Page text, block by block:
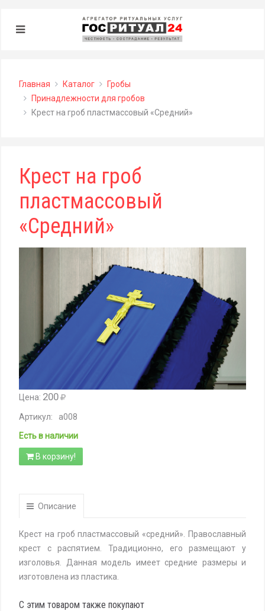
Главная Каталог
Гробы
Принадлежности для гробов
Крест на гроб пластмассовый «Средний»
Крест на гроб
пластмассовый
«Средний»
Цена: 200
Артикул:
a008
Есть в наличии
В корзину!
Описание
Крест на гроб пластмассовый «средний». Православный
крест с распятием. Традиционно, его размещают у
изголовья. Данная модель имеет средние размеры и
изготовлена из пластика.
С этим товаром также покупают